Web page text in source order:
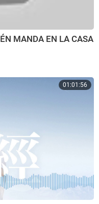
MANDA EN LA CASA
01:01:56